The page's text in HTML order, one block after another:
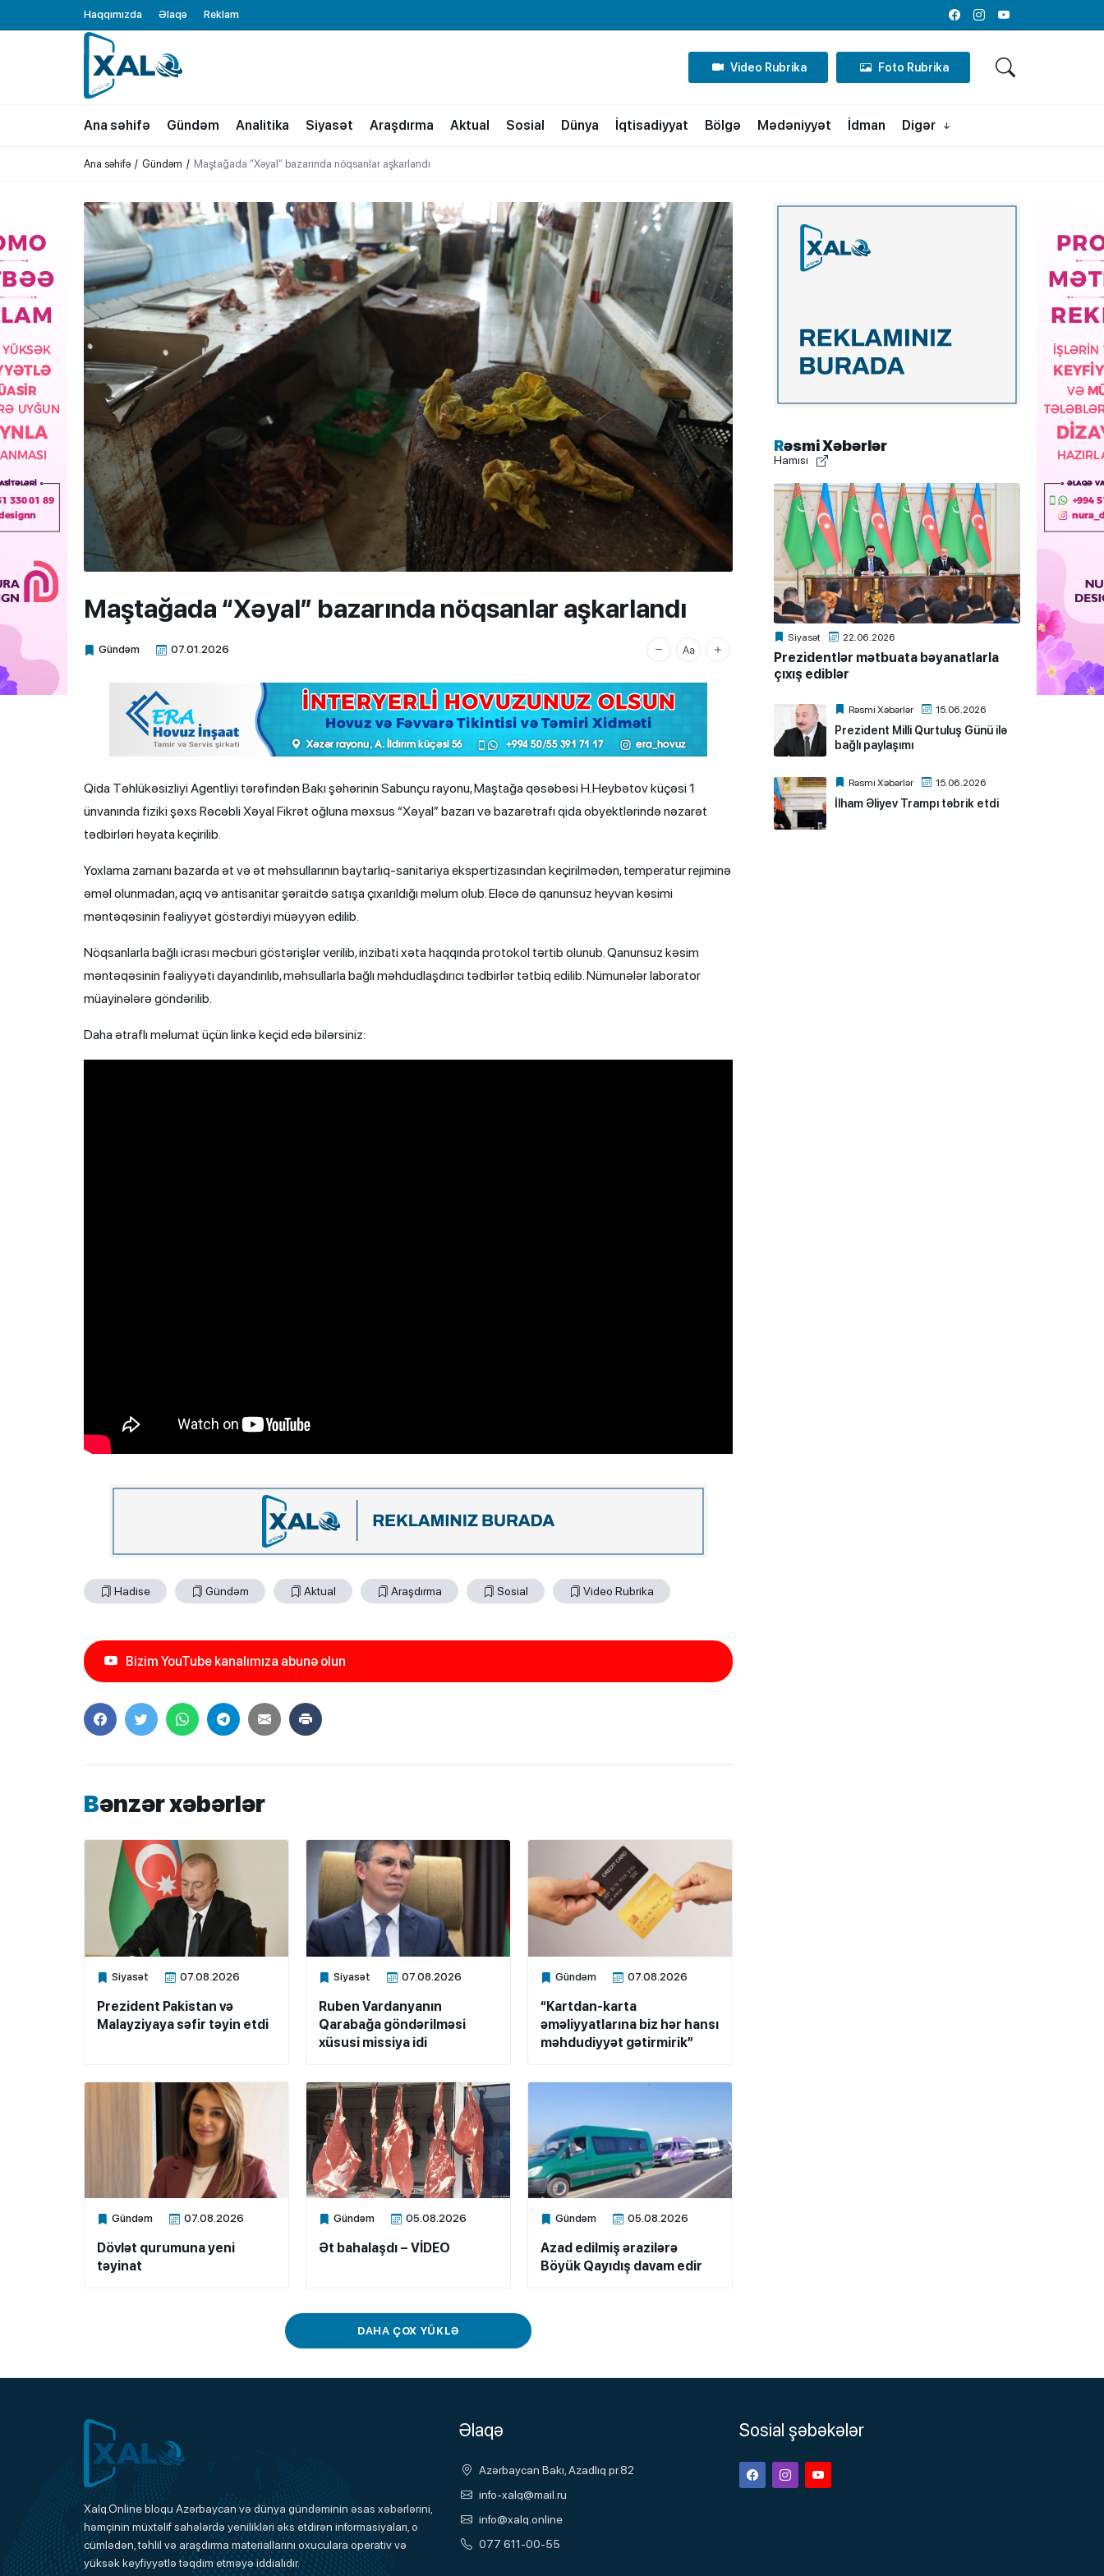
Haqqımızda Əlaqə Reklam
FacebookInstagramYoutube
XALQ.ONLINE
ONLAYN PLATFORMA
Video Rubrika Foto Rubrika
Ana səhifə Gündəm Analitika Siyasət Araşdırma Aktual Sosial Dünya İqtisadiyyat Bölgə Mədəniyyət İdman Digər
Ana səhifə Gündəm Maştağada “Xəyal” bazarında nöqsanlar aşkarlandı
Maştağada “Xəyal” bazarında nöqsanlar aşkarlandı
Gündəm 07.01.2026
Xalq.Online
Qida Təhlükəsizliyi Agentliyi tərəfindən Bakı şəhərinin Sabunçu rayonu, Maştağa qəsəbəsi H.Heybətov küçəsi 1
ünvanında fiziki şəxs Rəcəbli Xəyal Fikrət oğluna məxsus “Xəyal” bazarı və bazarətrafı qida obyektlərində nəzarət
tədbirləri həyata keçirilib.
Yoxlama zamanı bazarda ət və ət məhsullarının baytarlıq-sanitariya ekspertizasından keçirilmədən, temperatur rejiminə
əməl olunmadan, açıq və antisanitar şəraitdə satışa çıxarıldığı məlum olub. Eləcə də qanunsuz heyvan kəsimi
məntəqəsinin fəaliyyət göstərdiyi müəyyən edilib.
Nöqsanlarla bağlı icrası məcburi göstərişlər verilib, inzibati xəta haqqında protokol tərtib olunub. Qanunsuz kəsim
məntəqəsinin fəaliyyəti dayandırılıb, məhsullarla bağlı məhdudlaşdırıcı tədbirlər tətbiq edilib. Nümunələr laborator
müayinələrə göndərilib.
Daha ətraflı məlumat üçün linkə keçid edə bilərsiniz:
Hadise Gündəm Aktual Araşdırma Sosial Video Rubrika
Bizim YouTube kanalımıza abunə olun
Bənzər xəbərlər
Siyasət 07.08.2026
Xalq.Online
Prezident Pakistan və
Malayziyaya səfir təyin etdi
Siyasət 07.08.2026
Xalq.Online
Ruben Vardanyanın
Qarabağa göndərilməsi
xüsusi missiya idi
Gündəm 07.08.2026
Xalq.Online
“Kartdan-karta
əməliyyatlarına biz hər hansı
məhdudiyyət gətirmirik”
Gündəm 07.08.2026
Xalq.Online
Dövlət qurumuna yeni
təyinat
Gündəm 05.08.2026
Xalq.Online
Ət bahalaşdı – VİDEO
Gündəm 05.08.2026
Xalq.Online
Azad edilmiş ərazilərə
Böyük Qayıdış davam edir
DAHA ÇOX YÜKLƏ
Rəsmi Xəbərlər
Hamısı
Siyasət 22.06.2026
Prezidentlər mətbuata bəyanatlarla
çıxış ediblər
Rəsmi Xəbərlər 15.06.2026
Prezident Milli Qurtuluş Günü ilə
bağlı paylaşımı
Rəsmi Xəbərlər 15.06.2026
İlham Əliyev Trampı təbrik etdi
Xalq.Online
Onlayn Platforma
Xalq.Online bloqu Azərbaycan və dünya gündəminin əsas xəbərlərini,
həmçinin müxtəlif sahələrdə yenilikləri əks etdirən informasiyaları, o
cümlədən, təhlil və araşdırma materiallarını oxuculara operativ və
yüksək keyfiyyətlə təqdim etməyə iddialıdır.
Əlaqə
Azərbaycan Bakı, Azadlıq pr.82
info-xalq@mail.ru
info@xalq.online
077 611-00-55
Sosial şəbəkələr
FacebookInstagramYoutube